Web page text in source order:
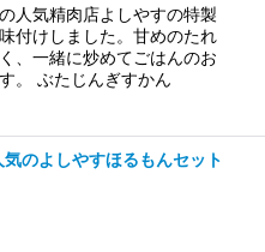
人気精肉店よしやすの特製
付けしました。甘めのたれ
、一緒に炒めてごはんのお
。 ぶたじんぎすかん
気のよしやすほるもんセット